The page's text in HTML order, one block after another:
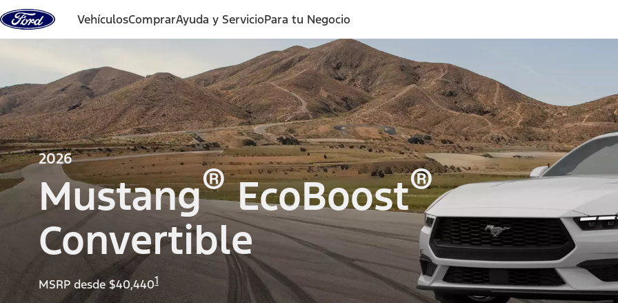
Saltar al contenido
VehículosComprarAyuda y ServicioPara tu Negocio
2026
Mustang®EcoBoost®
Convertible
MSRP desde $40,4401